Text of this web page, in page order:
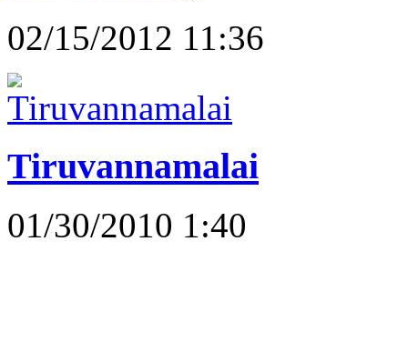
02/15/2012 11:36
Tiruvannamalai
01/30/2010 1:40